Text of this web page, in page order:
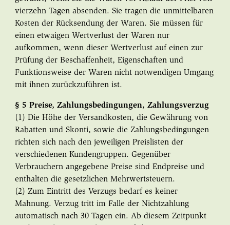
vierzehn Tagen absenden. Sie tragen die unmittelbaren
Kosten der Rücksendung der Waren. Sie müssen für
einen etwaigen Wertverlust der Waren nur
aufkommen, wenn dieser Wertverlust auf einen zur
Prüfung der Beschaffenheit, Eigenschaften und
Funktionsweise der Waren nicht notwendigen Umgang
mit ihnen zurückzuführen ist.
§ 5 Preise, Zahlungsbedingungen, Zahlungsverzug
(1) Die Höhe der Versandkosten, die Gewährung von
Rabatten und Skonti, sowie die Zahlungsbedingungen
richten sich nach den jeweiligen Preislisten der
verschiedenen Kundengruppen. Gegenüber
Verbrauchern angegebene Preise sind Endpreise und
enthalten die gesetzlichen Mehrwertsteuern.
(2) Zum Eintritt des Verzugs bedarf es keiner
Mahnung. Verzug tritt im Falle der Nichtzahlung
automatisch nach 30 Tagen ein. Ab diesem Zeitpunkt